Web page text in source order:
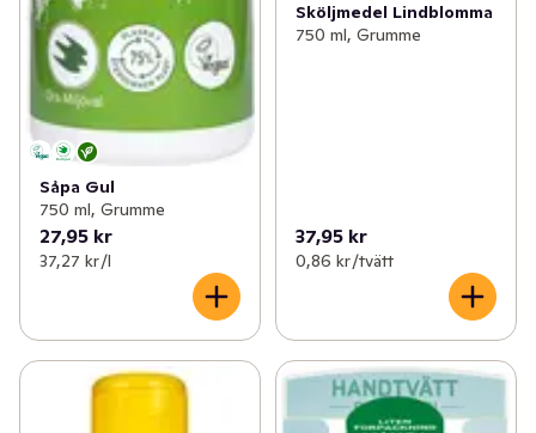
Såpa Gul
750 ml, Grumme
27,95 kr
37,27 kr /l
Sköljmedel Lindblomma
750 ml, Grumme
37,95 kr
0,86 kr /tvätt